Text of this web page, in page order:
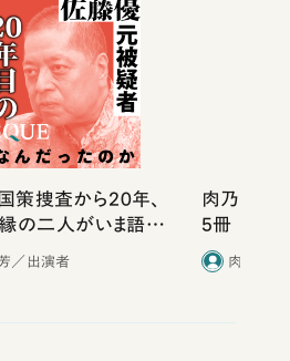
捜査から20年、
の二人がいま語り
／出演者
肉乃小路
5冊
肉乃小路